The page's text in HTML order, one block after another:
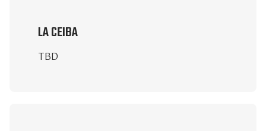
LA CEIBA
TBD